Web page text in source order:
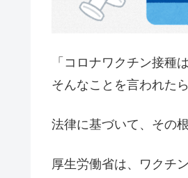
「コロナワクチン接種
そんなことを言われた
法律に基づいて、その
厚生労働省は、ワクチ